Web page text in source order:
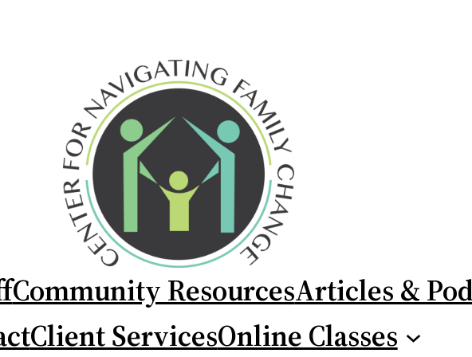
Community ResourcesArticles &
Client ServicesOnline Classes